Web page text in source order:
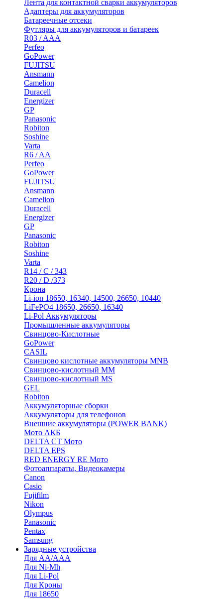
Лента для контактной сварки аккумуляторов
Адаптеры для аккумуляторов
Батареечные отсеки
Футляры для аккумуляторов и батареек
R03 / AAA
Perfeo
GoPower
FUJITSU
Ansmann
Camelion
Duracell
Energizer
GP
Panasonic
Robiton
Soshine
Varta
R6 / AA
Perfeo
GoPower
FUJITSU
Ansmann
Camelion
Duracell
Energizer
GP
Panasonic
Robiton
Soshine
Varta
R14 / C / 343
R20 / D /373
Крона
Li-ion 18650, 16340, 14500, 26650, 10440
LiFePO4 18650, 26650, 16340
Li-Pol Аккумуляторы
Промышленные аккумуляторы
Свинцово-Кислотные
GoPower
CASIL
Свинцово кислотные аккумуляторы MNB
Cвинцово-кислотный MM
Cвинцово-кислотный MS
GEL
Robiton
Аккумуляторные сборки
Аккумуляторы для телефонов
Внешние аккумуляторы (POWER BANK)
Мото АКБ
DELTA CT Мото
DELTA EPS
RED ENERGY RE Мото
Фотоаппараты, Видеокамеры
Canon
Casio
Fujifilm
Nikon
Olympus
Panasonic
Pentax
Samsung
Зарядные устройства
Для AA/AAA
Для Ni-Mh
Для Li-Pol
Для Кроны
Для 18650